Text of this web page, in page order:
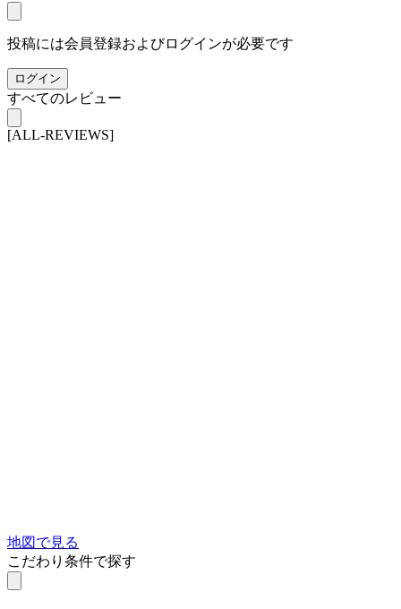
投稿には会員登録およびログインが必要です
ログイン
すべてのレビュー
[ALL-REVIEWS]
地図で見る
こだわり条件で探す